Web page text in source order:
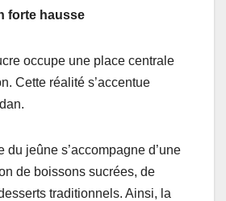
forte hausse
occupe une place centrale
Cette réalité s’accentue
du jeûne s’accompagne d’une
de boissons sucrées, de
traditionnels. Ainsi, la